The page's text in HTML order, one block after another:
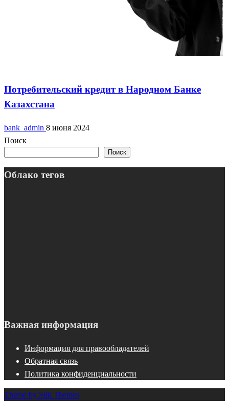
Потребительский кредит в Народном Банке
Казахстана
bank_admin 8 июня 2024
Поиск
Поиск
Облако тегов
Важная информация
Информация для правообладателей
Обратная связь
Политика конфиденциальности
Theme by Silk Themes